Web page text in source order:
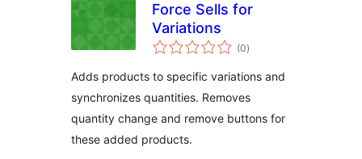
Force Sells for
Variations
(0celkové
hodnocení
)
Adds products to specific variations and
synchronizes quantities. Removes
quantity change and remove buttons for
these added products.